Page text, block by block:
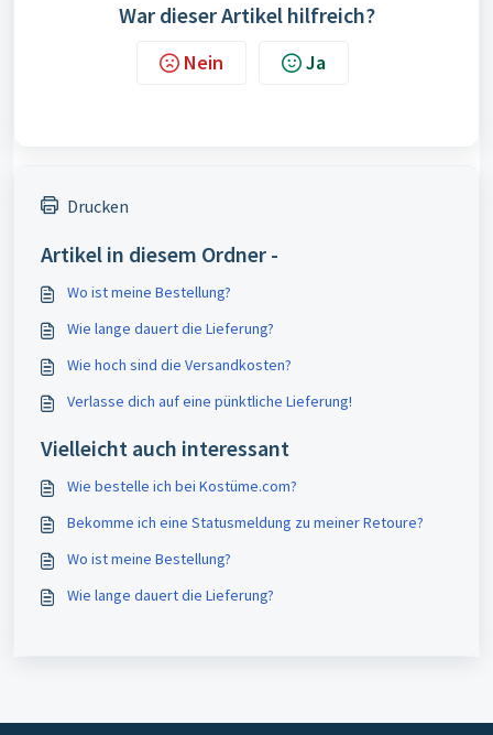
War dieser Artikel hilfreich?
Nein Ja
Drucken
Artikel in diesem Ordner -
Wo ist meine Bestellung?
Wie lange dauert die Lieferung?
Wie hoch sind die Versandkosten?
Verlasse dich auf eine pünktliche Lieferung!
Vielleicht auch interessant
Wie bestelle ich bei Kostüme.com?
Bekomme ich eine Statusmeldung zu meiner Retoure?
Wo ist meine Bestellung?
Wie lange dauert die Lieferung?